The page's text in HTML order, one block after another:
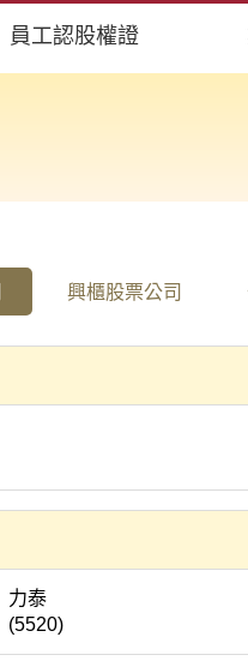
員工認股權證
興櫃股票公司
力泰
(5520)